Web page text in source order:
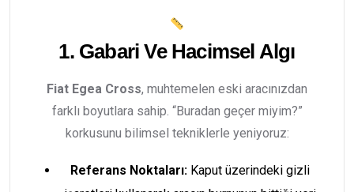
1. Gabari Ve Hacimsel Algı
Fiat Egea Cross, muhtemelen eski aracınızdan
farklı boyutlara sahip. “Buradan geçer miyim?”
korkusunu bilimsel tekniklerle yeniyoruz:
Referans Noktaları:Kaput üzerindeki gizli